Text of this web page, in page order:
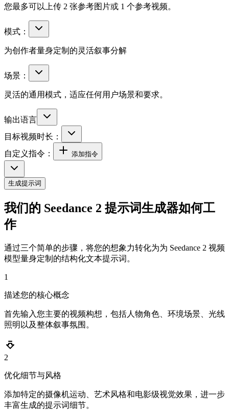
您最多可以上传 2 张参考图片或 1 个参考视频。
模式：
为创作者量身定制的灵活叙事分解
场景：
灵活的通用模式，适应任何用户场景和要求。
输出语言
目标视频时长：
自定义指令：
添加指令
生成提示词
我们的 Seedance 2 提示词生成器如何工
作
通过三个简单的步骤，将您的想象力转化为为 Seedance 2 视频
模型量身定制的结构化文本提示词。
1
描述您的核心概念
首先输入您主要的视频构想，包括人物角色、环境场景、光线
照明以及整体叙事氛围。
2
优化细节与风格
添加特定的摄像机运动、艺术风格和电影级视觉效果，进一步
丰富生成的提示词细节。